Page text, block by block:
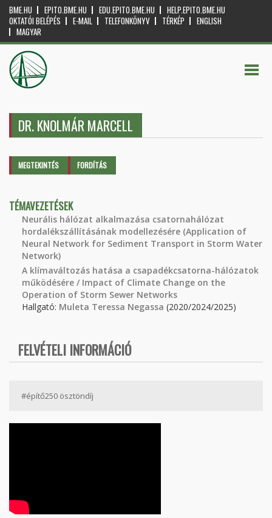
BME.HU EPITO.BME.HU EDU.EPITO.BME.HU
HELP.EPITO.BME.HU
OKTATÓI BELÉPÉS
E-MAIL TELEFONKÖNYV TÉRKÉP
ENGLISH
MAGYAR
DR. KNOLMÁR MARCELL
Elsődleges fülek
MEGTEKINTÉS (AKTÍVFORDÍTÁS
TÉMAVEZETÉSEK
Neurális hálózat alkalmazása csatornahálózat
hordalékszállításának modellezésére (Application of
Neural Network for Sediment Transport in Storm Water
Network)
A klímaváltozás hatása a csapadékcsatorna-hálózatok
működésére / Impact of Climate Change on the
Operation of Storm Sewer Networks
Hallgató: Muleta Teressa Negassa (2020/2024/2025)
FELVÉTELI INFORMÁCIÓ
#építő250 ösztöndíj